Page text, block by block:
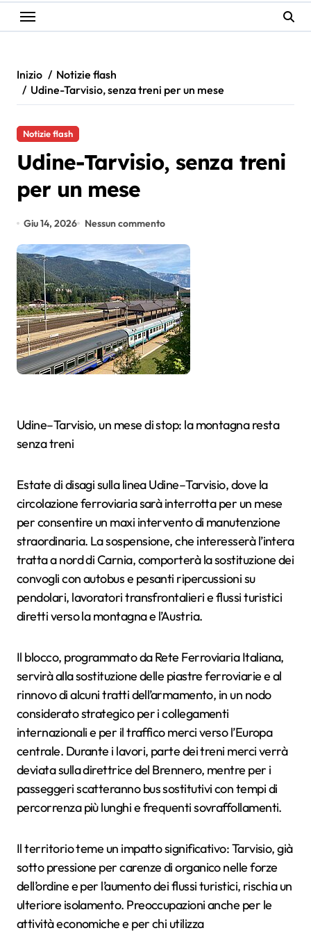
Inizio
Notizie flash
Udine-Tarvisio, senza treni per un mese
Notizie flash
Udine-Tarvisio, senza treni
per un mese
Giu 14, 2026 Nessun commento
Udine–Tarvisio, un mese di stop: la montagna resta
senza treni
Estate di disagi sulla linea Udine–Tarvisio, dove la
circolazione ferroviaria sarà interrotta per un mese
per consentire un maxi intervento di manutenzione
straordinaria. La sospensione, che interesserà l’intera
tratta a nord di Carnia, comporterà la sostituzione dei
convogli con autobus e pesanti ripercussioni su
pendolari, lavoratori transfrontalieri e flussi turistici
diretti verso la montagna e l’Austria.
Il blocco, programmato da Rete Ferroviaria Italiana,
servirà alla sostituzione delle piastre ferroviarie e al
rinnovo di alcuni tratti dell’armamento, in un nodo
considerato strategico per i collegamenti
internazionali e per il traffico merci verso l’Europa
centrale. Durante i lavori, parte dei treni merci verrà
deviata sulla direttrice del Brennero, mentre per i
passeggeri scatteranno bus sostitutivi con tempi di
percorrenza più lunghi e frequenti sovraffollamenti.
Il territorio teme un impatto significativo: Tarvisio, già
sotto pressione per carenze di organico nelle forze
dell’ordine e per l’aumento dei flussi turistici, rischia un
ulteriore isolamento. Preoccupazioni anche per le
attività economiche e per chi utilizza